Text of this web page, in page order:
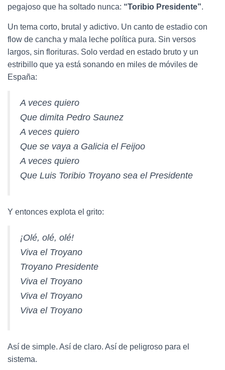
pegajoso que ha soltado nunca: “Toribio Presidente”.
Un tema corto, brutal y adictivo. Un canto de estadio con
flow de cancha y mala leche política pura. Sin versos
largos, sin florituras. Solo verdad en estado bruto y un
estribillo que ya está sonando en miles de móviles de
España:
A veces quiero
Que dimita Pedro Saunez
A veces quiero
Que se vaya a Galicia el Feijoo
A veces quiero
Que Luis Toribio Troyano sea el Presidente
Y entonces explota el grito:
¡Olé, olé, olé!
Viva el Troyano
Troyano Presidente
Viva el Troyano
Viva el Troyano
Viva el Troyano
Así de simple. Así de claro. Así de peligroso para el
sistema.